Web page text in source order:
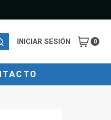
INICIAR SESIÓN 0